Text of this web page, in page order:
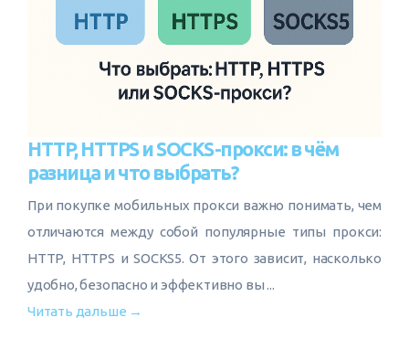
HTTP, HTTPS и SOCKS-прокси: в чём
разница и что выбрать?
При покупке мобильных прокси важно понимать, чем
отличаются между собой популярные типы прокси:
HTTP, HTTPS и SOCKS5. От этого зависит, насколько
удобно, безопасно и эффективно вы ...
Читать дальше →